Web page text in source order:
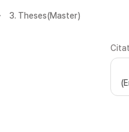
3. Theses(Master)